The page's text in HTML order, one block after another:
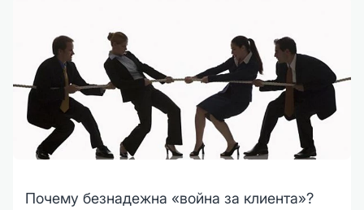
Почему безнадежна «война за клиента»?